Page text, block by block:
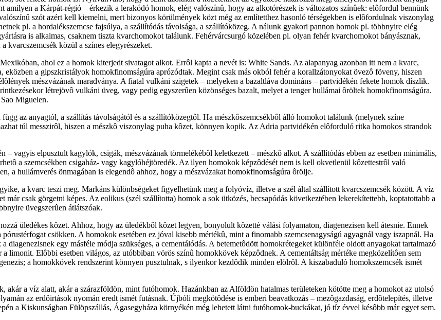
amilyen a Kárpát-régió – érkezik a lerakódó homok, elég valószínû, hogy az alkotórészek is változatos színûek: elôfordul bennünk
szót azért kell kiemelni, mert bizonyos körülmények közt még az említetthez hasonló térségekben is elôfordulnak viszonylag
pl. a hordalékszemcse fajsúlya, a szállítódás távolsága, a szállítóközeg. A nálunk gyakori pannon homok pl. többnyire elég
is alkalmas, csaknem tiszta kvarchomokot találunk. Fehérvárcsurgó közelében pl. olyan fehér kvarchomokot bányásznak,
kvarcszemcsék közül a színes elegyrészeket.
ahol ez a homok kiterjedt sivatagot alkot. Errôl kapta a nevét is: White Sands. Az alapanyag azonban itt nem a kvarc,
a gipszkristályok homokfinomságúra aprózódtak. Megint csak más okból fehér a korallzátonyokat övezô föveny, hiszen
mészvázának maradványa. A fiatal vulkáni szigetek – melyeken a bazaltláva domináns – partvidékén fekete homok díszlik.
létrejövô vulkáni üveg, vagy pedig egyszerûen közönséges bazalt, melyet a tenger hullámai ôröltek homokfinomságúra.
Miguelen.
az anyagtól, a szállítás távolságától és a szállítóközegtôl. Ha mészkôszemcsékbôl álló homokot találunk (melynek színe
túl messzirôl, hiszen a mészkô viszonylag puha kôzet, könnyen kopik. Az Adria partvidékén elôforduló ritka homokos strandok
vagyis elpusztult kagylók, csigák, mészvázának törmelékébôl keletkezett – mészkô alkot. A szállítódás ebben az esetben minimális,
a szemcsékben csigaház- vagy kagylóhéjtöredék. Az ilyen homokok képzôdését nem is kell okvetlenül kôzettestrôl való
a hullámverés önmagában is elegendô ahhoz, hogy a mészvázakat homokfinomságúra ôrölje.
a kvarc teszi meg. Markáns különbségeket figyelhetünk meg a folyóvíz, illetve a szél által szállított kvarcszemcsék között. A víz
már csak görgetni képes. Az eolikus (szél szállította) homok a sok ütközés, becsapódás következtében lekerekítettebb, koptatottabb a
üvegszerûen átlátszóak.
üledékes kôzet. Ahhoz, hogy az üledékbôl kôzet legyen, bonyolult kôzetté válási folyamaton, diagenezisen kell átesnie. Ennek
csökken. A homokok esetében ez jóval kisebb mértékû, mint a finomabb szemcsenagyságú agyagnál vagy iszapnál. Ha
egy másféle módja szükséges, a cementálódás. A betemetôdött homokrétegeket különféle oldott anyagokat tartalmazó
limonit. Elôbbi esetben világos, az utóbbiban vörös színû homokkövek képzôdnek. A cementáltság mértéke megközelítôen sem
a homokkövek rendszerint könnyen pusztulnak, s ilyenkor kezdôdik minden elölrôl. A kiszabaduló homokszemcsék ismét
akár a víz alatt, akár a szárazföldön, mint futóhomok. Hazánkban az Alföldön hatalmas területeken kötötte meg a homokot az utolsó
az erdôirtások nyomán eredt ismét futásnak. Újbóli megkötôdése is emberi beavatkozás – mezôgazdaság, erdôtelepítés, illetve
a Kiskunságban Fülöpszállás, Ágasegyháza környékén még lehetett látni futóhomok-buckákat, jó tíz évvel késôbb már egyet sem.